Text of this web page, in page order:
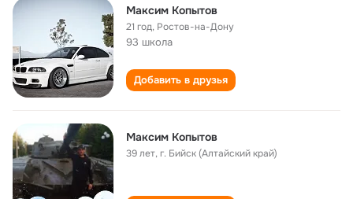
Максим Копытов
21 год, Ростов-на-Дону
93 школа
Добавить в друзья
Максим Копытов
39 лет,г. Бийск (Алтайский край)